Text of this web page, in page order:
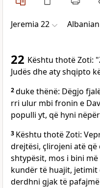
Jeremia 22
22 Kështu thotë Zoti:
Judës dhe aty shqipto
2duke thënë: Dëgjo
rri ulur mbi fronin e
populli yt, që hyni
3 Kështu thotë Zoti:
drejtësi, çlirojeni atë
shtypësit, mos i bini
kundër të huajit, jetimit
derdhni gjak të